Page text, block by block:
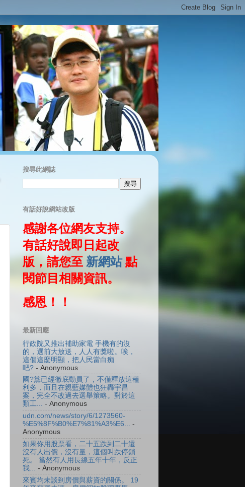
搜尋此網誌
有話好說網站改版
感謝各位網友支持。
有話好說即日起改
版，請您至 新網站點
閱節目相關資訊。
感恩！！
最新回應
行政院又推出補助家電 手機有的沒
的，選前大放送，人人有獎啦。唉，
這個這麼明顯，把人民當白痴
吧? - Anonymous
國?黨已經徹底動員了，不僅釋放這種
利多，而且在親藍媒體也狂轟宇昌
案，完全不改過去選舉策略。對於這
類工... - Anonymous
udn.com/news/story/6/1273560-
%E5%8F%B0%E7%81%A3%E6... -
Anonymous
如果你用股票看，二十五跌到二十還
沒有人出價，沒有量，這個叫跌停鎖
死。 當然有人用長線五年十年，反正
我...
- Anonymous
來賓均未談到房價與薪資的關係。 19